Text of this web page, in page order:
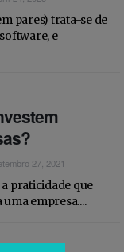
pares) trata-se de
e
27, 2021
praticidade que
empresa....